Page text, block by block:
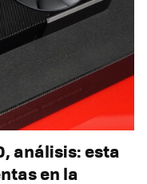
análisis: esta
en la